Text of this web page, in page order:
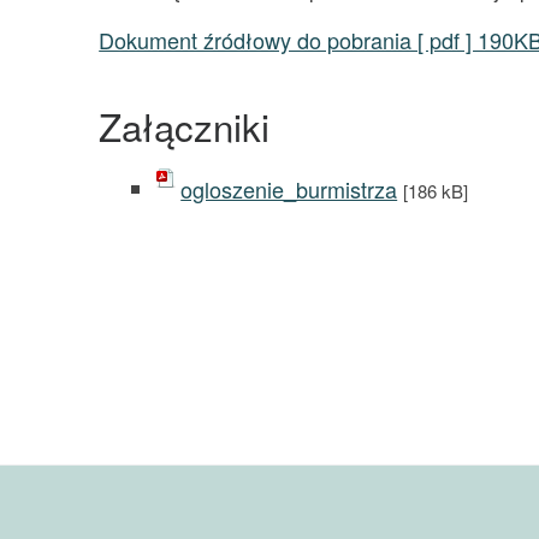
Dokument źródłowy do pobrania [ pdf ]
Załączniki
ogloszenie_burmistrza [186 kB]